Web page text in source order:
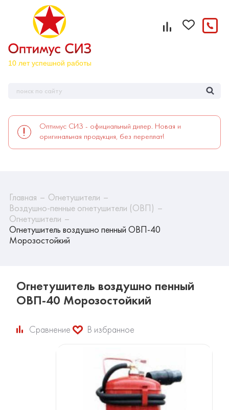
Оптимус СИЗ - официальный дилер. Новая и
оригинальная продукция, без переплат!
Главная
Огнетушители
Воздушно-пенные огнетушители (ОВП)
Огнетушители
Огнетушитель воздушно пенный ОВП-40
Морозостойкий
Огнетушитель воздушно пенный
ОВП-40 Морозостойкий
Сравнение В избранное